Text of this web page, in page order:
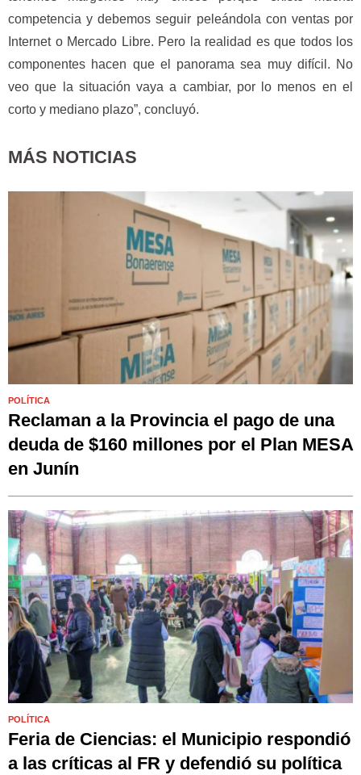
competencia y debemos seguir peleándola con ventas por
Internet o Mercado Libre. Pero la realidad es que todos los
componentes hacen que el panorama sea muy difícil. No
veo que la situación vaya a cambiar, por lo menos en el
corto y mediano plazo”, concluyó.
MÁS NOTICIAS
POLÍTICA
Reclaman a la Provincia el pago de una
deuda de $160 millones por el Plan MESA
en Junín
POLÍTICA
Feria de Ciencias: el Municipio respondió
a las críticas al FR y defendió su política